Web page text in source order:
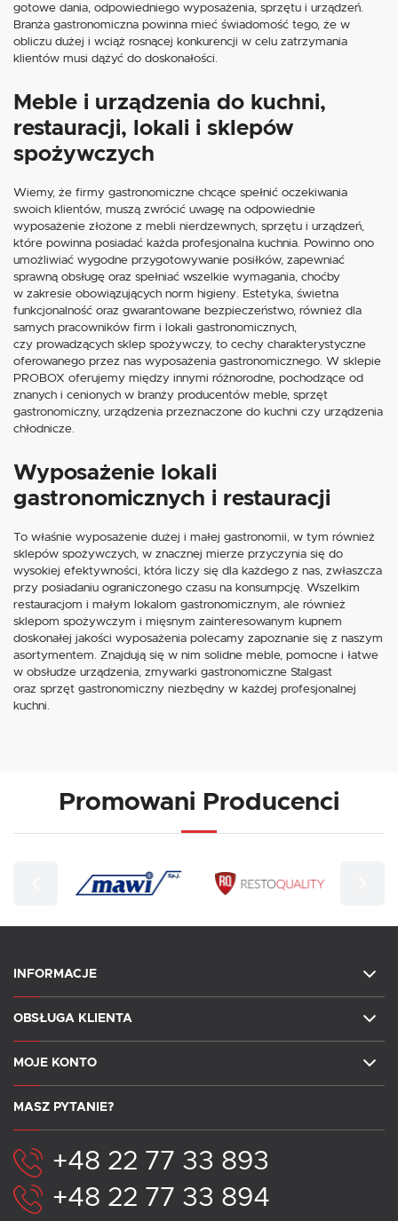
gotowe dania, odpowiedniego wyposażenia, sprzętu i urządzeń.
Branża gastronomiczna powinna mieć świadomość tego, że w
obliczu dużej i wciąż rosnącej konkurencji w celu zatrzymania
klientów musi dążyć do doskonałości.
Meble i urządzenia do kuchni,
restauracji, lokali i sklepów
spożywczych
Wiemy, że firmy gastronomiczne chcące spełnić oczekiwania
swoich klientów, muszą zwrócić uwagę na odpowiednie
wyposażenie złożone z mebli nierdzewnych, sprzętu i urządzeń,
które powinna posiadać każda profesjonalna kuchnia. Powinno ono
umożliwiać wygodne przygotowywanie posiłków, zapewniać
sprawną obsługę oraz spełniać wszelkie wymagania, choćby
w zakresie obowiązujących norm higieny. Estetyka, świetna
funkcjonalność oraz gwarantowane bezpieczeństwo, również dla
samych pracowników firm i lokali gastronomicznych,
czy prowadzących sklep spożywczy, to cechy charakterystyczne
oferowanego przez nas wyposażenia gastronomicznego. W sklepie
PROBOX oferujemy między innymi różnorodne, pochodzące od
znanych i cenionych w branży producentów meble, sprzęt
gastronomiczny, urządzenia przeznaczone do kuchni czy urządzenia
chłodnicze.
Wyposażenie lokali
gastronomicznych i restauracji
To właśnie wyposażenie dużej i małej gastronomii, w tym również
sklepów spożywczych, w znacznej mierze przyczynia się do
wysokiej efektywności, która liczy się dla każdego z nas, zwłaszcza
przy posiadaniu ograniczonego czasu na konsumpcję. Wszelkim
restauracjom i małym lokalom gastronomicznym, ale również
sklepom spożywczym i mięsnym zainteresowanym kupnem
doskonałej jakości wyposażenia polecamy zapoznanie się z naszym
asortymentem. Znajdują się w nim solidne meble, pomocne i łatwe
w obsłudze urządzenia, zmywarki gastronomiczne Stalgast
oraz sprzęt gastronomiczny niezbędny w każdej profesjonalnej
kuchni.
Promowani Producenci
INFORMACJE
OBSŁUGA KLIENTA
MOJE KONTO
MASZ PYTANIE?
+48 22 77 33 893
+48 22 77 33 894